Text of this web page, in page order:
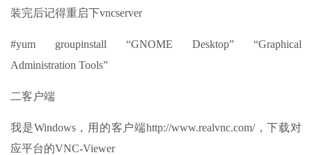
装完后记得重启下vncserver
#yum groupinstall “GNOME Desktop” “Graphical
Administration Tools”
二客户端
我是Windows，用的客户端http://www.realvnc.com/，下载对
应平台的VNC-Viewer